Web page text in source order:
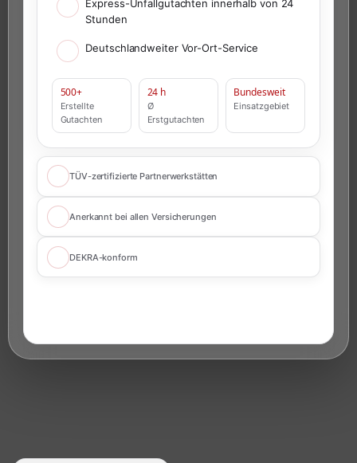
Express-Unfallgutachten innerhalb von 24
Stunden
Deutschlandweiter Vor-Ort-Service
500+
Erstellte
Gutachten
24 h
Ø
Erstgutachten
Bundesweit
Einsatzgebiet
TÜV-zertifizierte Partnerwerkstätten
Anerkannt bei allen Versicherungen
DEKRA-konform